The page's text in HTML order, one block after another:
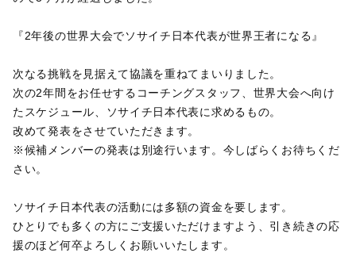
『2年後の世界大会でソサイチ日本代表が世界王者になる』
次なる挑戦を見据えて協議を重ねてまいりました。
次の2年間をお任せするコーチングスタッフ、世界大会へ向け
たスケジュール、ソサイチ日本代表に求めるもの。
改めて発表をさせていただきます。
※候補メンバーの発表は別途行います。今しばらくお待ちくだ
さい。
ソサイチ日本代表の活動には多額の資金を要します。
ひとりでも多くの方にご支援いただけますよう、引き続きの応
援のほど何卒よろしくお願いいたします。